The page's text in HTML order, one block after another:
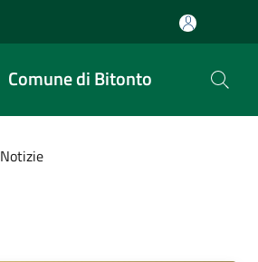
Comune di Bitonto
Notizie